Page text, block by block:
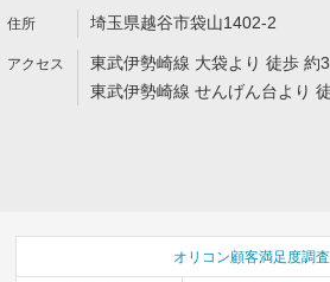
埼玉県越谷市袋山1402-2
東武伊勢崎線 大袋より 徒歩 約
東武伊勢崎線 せんげん台より
オリコン顧客満足度調